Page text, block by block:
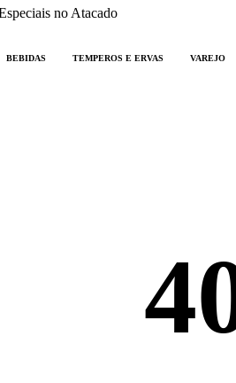
no Atacado
BEBIDAS TEMPEROS E ERVAS VAREJO